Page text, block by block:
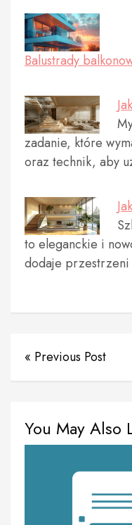
Balustrady
zadanie, które
oraz technik, aby
to eleganckie i
dodaje przestrzeni
« Previous Post
You May Also